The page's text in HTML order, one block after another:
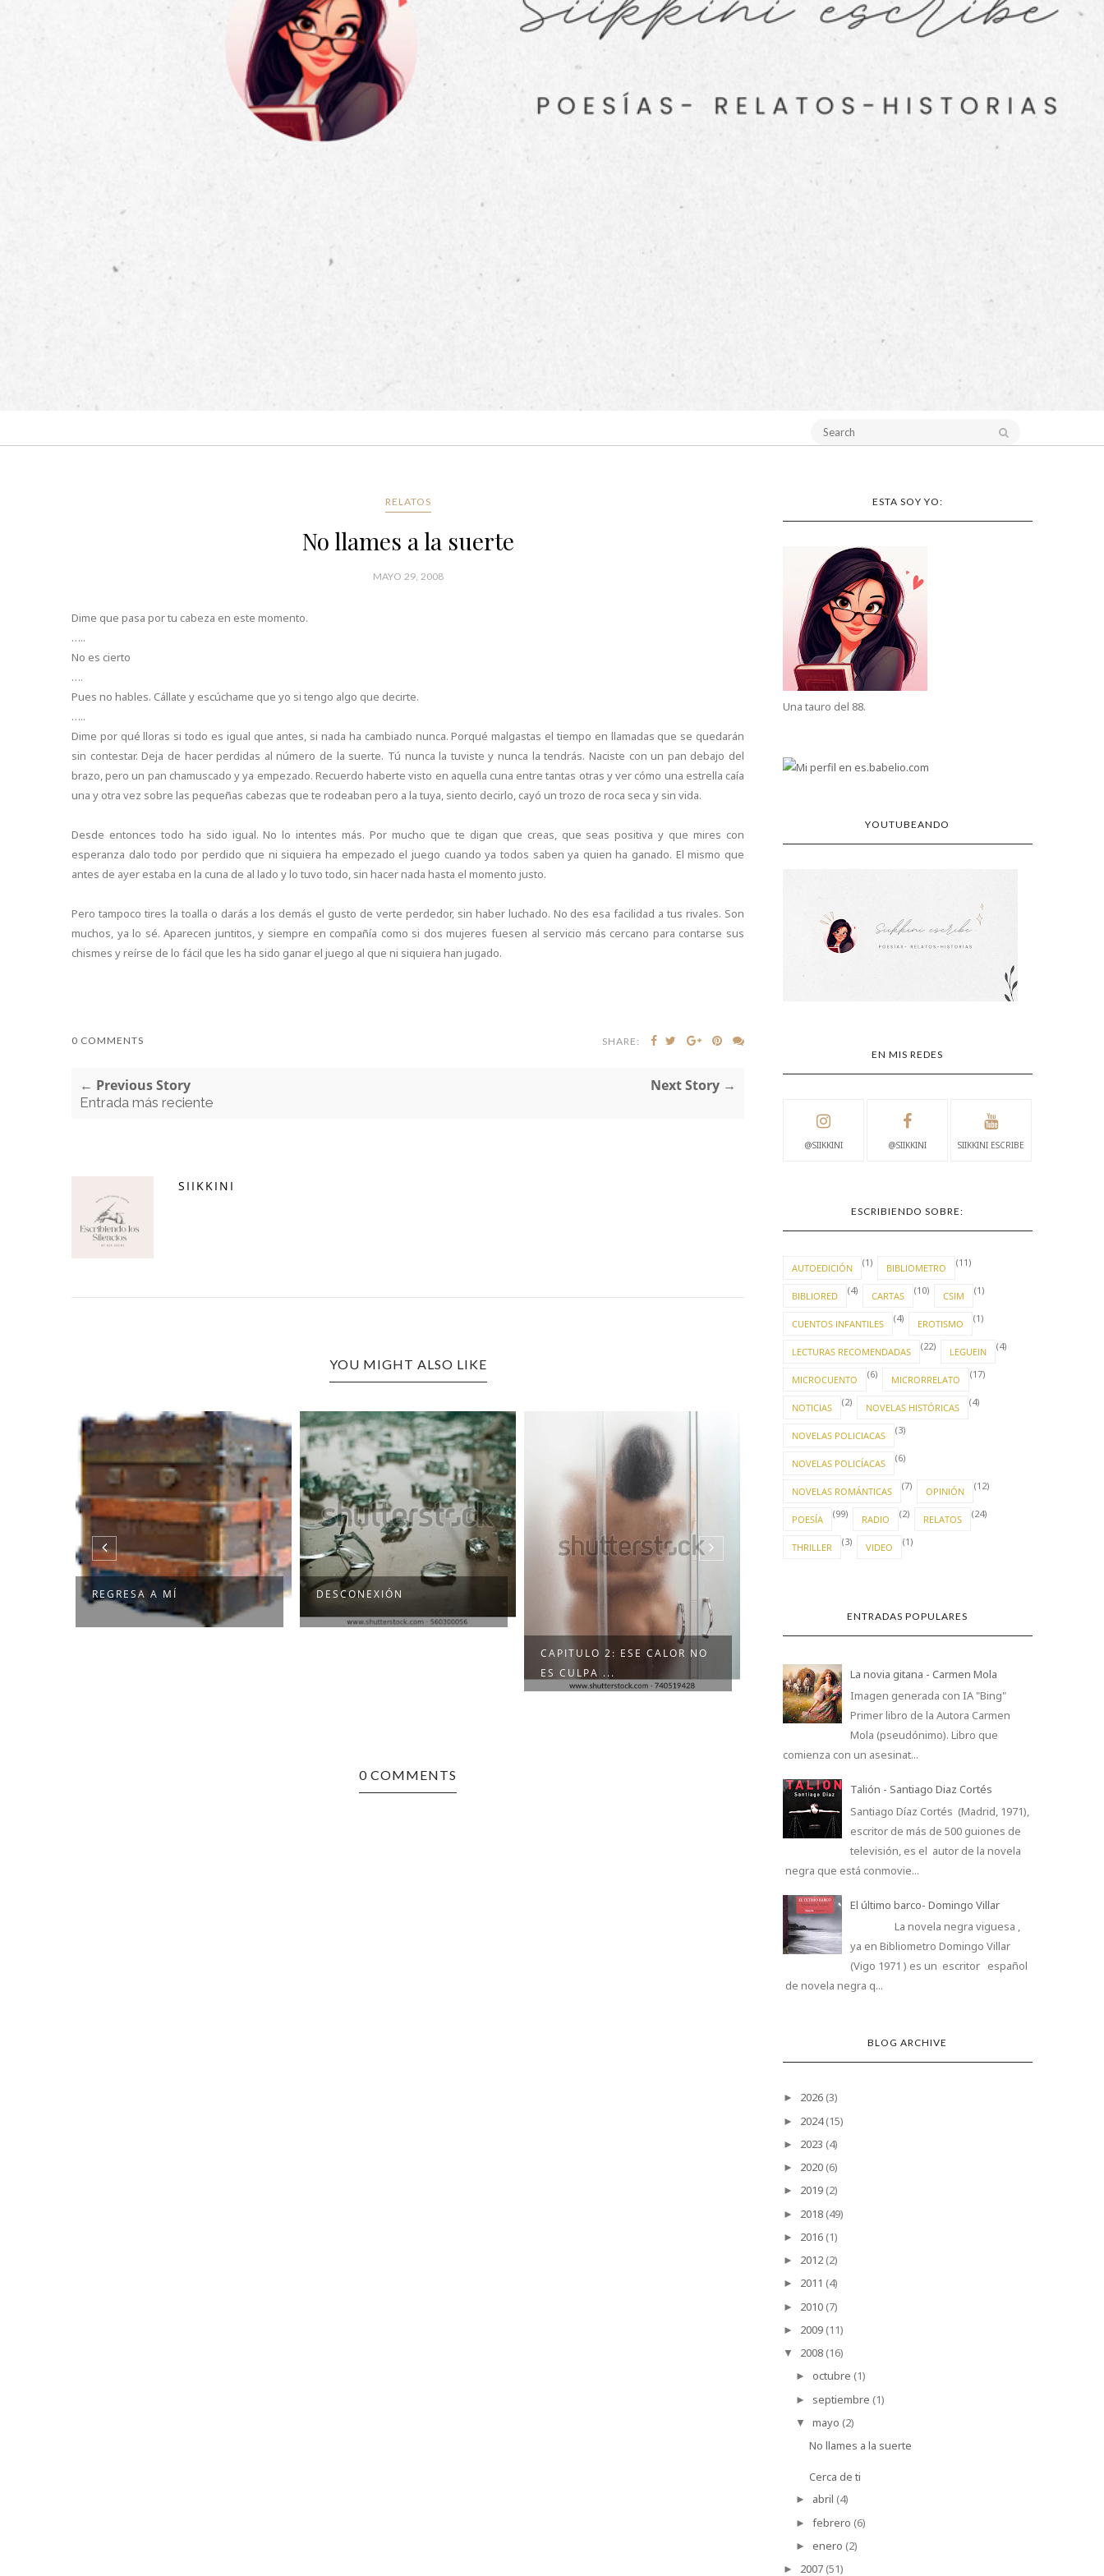
RELATOS
No llames a la suerte
MAYO 29, 2008
Dime que pasa por tu cabeza en este momento.
…..
No es cierto
….
Pues no hables. Cállate y escúchame que yo si tengo algo que decirte.
…..
Dime por qué lloras si todo es igual que antes, si nada ha cambiado nunca. Porqué malgastas el tiempo en llamadas que se quedarán
sin contestar. Deja de hacer perdidas al número de la suerte. Tú nunca la tuviste y nunca la tendrás. Naciste con un pan debajo del
brazo, pero un pan chamuscado y ya empezado. Recuerdo haberte visto en aquella cuna entre tantas otras y ver cómo una estrella caía
una y otra vez sobre las pequeñas cabezas que te rodeaban pero a la tuya, siento decirlo, cayó un trozo de roca seca y sin vida.
Desde entonces todo ha sido igual. No lo intentes más. Por mucho que te digan que creas, que seas positiva y que mires con
esperanza dalo todo por perdido que ni siquiera ha empezado el juego cuando ya todos saben ya quien ha ganado. El mismo que
antes de ayer estaba en la cuna de al lado y lo tuvo todo, sin hacer nada hasta el momento justo.
Pero tampoco tires la toalla o darás a los demás el gusto de verte perdedor, sin haber luchado. No des esa facilidad a tus rivales. Son
muchos, ya lo sé. Aparecen juntitos, y siempre en compañía como si dos mujeres fuesen al servicio más cercano para contarse sus
chismes y reírse de lo fácil que les ha sido ganar el juego al que ni siquiera han jugado.
0 COMMENTS SHARE:
← Previous Story
Entrada más reciente
Next Story →
SIIKKINI
YOU MIGHT ALSO LIKE
REGRESA A MÍ DESCONEXIÓN
CAPITULO 2: ESE CALOR NO
ES CULPA ...
0 COMMENTS
ESTA SOY YO:
Una tauro del 88.
YOUTUBEANDO
EN MIS REDES
@SIIKKINI @SIIKKINI SIIKKINI ESCRIBE
ESCRIBIENDO SOBRE:
AUTOEDICIÓN (1) BIBLIOMETRO (11)
BIBLIORED (4) CARTAS (10) CSIM (1)
CUENTOS INFANTILES (4) EROTISMO (1)
LECTURAS RECOMENDADAS (22) LEGUEIN (4)
MICROCUENTO (6) MICRORRELATO (17)
NOTICIAS (2) NOVELAS HISTÓRICAS (4)
NOVELAS POLICIACAS (3)
NOVELAS POLICÍACAS (6)
NOVELAS ROMÁNTICAS (7) OPINIÓN (12)
POESÍA (99) RADIO (2) RELATOS (24)
THRILLER (3) VIDEO (1)
ENTRADAS POPULARES
La novia gitana - Carmen Mola
Imagen generada con IA "Bing"
Primer libro de la Autora Carmen
Mola (pseudónimo). Libro que
comienza con un asesinat...
Talión - Santiago Diaz Cortés
Santiago Díaz Cortés (Madrid, 1971),
escritor de más de 500 guiones de
televisión, es el autor de la novela
negra que está conmovie...
El último barco- Domingo Villar
La novela negra viguesa ,
ya en Bibliometro Domingo Villar
(Vigo 1971 ) es un escritor español
de novela negra q...
BLOG ARCHIVE
► 2026 (3)
► 2024 (15)
► 2023 (4)
► 2020 (6)
► 2019 (2)
► 2018 (49)
► 2016 (1)
► 2012 (2)
► 2011 (4)
► 2010 (7)
► 2009 (11)
▼ 2008 (16)
►octubre (1)
► septiembre (1)
▼ mayo (2)
No llames a la suerte
Cerca de ti
► abril (4)
►febrero (6)
►enero (2)
► 2007 (51)